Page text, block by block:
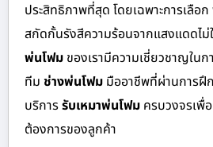
ประสิทธิภาพที่สุด โดยเฉพาะการเลือก
สกัดกั้นรังสีความร้อนจากแสงแดดไม่
พ่นโฟม ของเรามีความเชี่ยวชาญในก
ทีม ช่างพ่นโฟม มืออาชีพที่ผ่านการฝึ
บริการรับเหมาพ่นโฟม ครบวงจรเพื่
ต้องการของลูกค้า